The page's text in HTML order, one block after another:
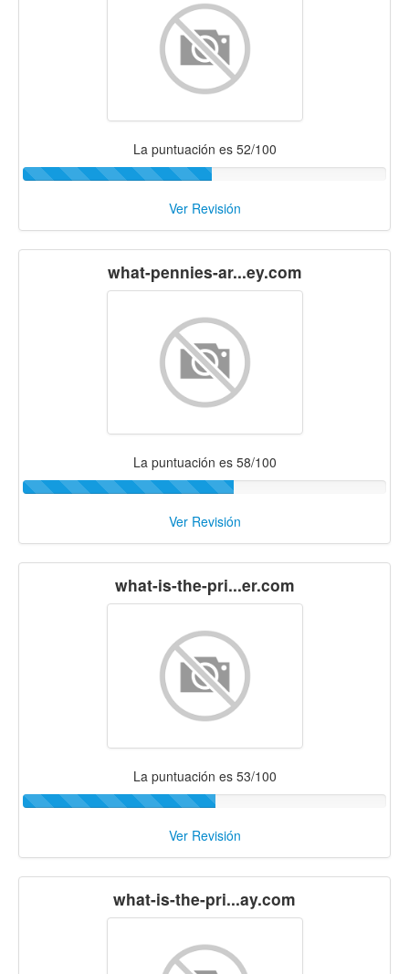
La puntuación es 52/100
Ver Revisión
what-pennies-ar...ey.com
La puntuación es 58/100
Ver Revisión
what-is-the-pri...er.com
La puntuación es 53/100
Ver Revisión
what-is-the-pri...ay.com